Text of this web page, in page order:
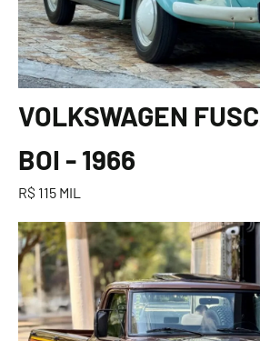
VOLKSWAGEN
BOI - 1966
R$ 115 MIL